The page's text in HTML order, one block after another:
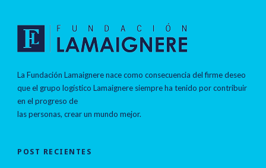
La Fundación Lamaignere nace como consecuencia del firme deseo
que el grupo logístico Lamaignere siempre ha tenido por contribuir
en el progreso de
las personas, crear un mundo mejor.
POST RECIENTES